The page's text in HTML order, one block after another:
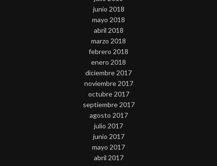
junio 2018
mayo 2018
abril 2018
marzo 2018
febrero 2018
enero 2018
diciembre 2017
noviembre 2017
octubre 2017
septiembre 2017
agosto 2017
julio 2017
junio 2017
mayo 2017
abril 2017